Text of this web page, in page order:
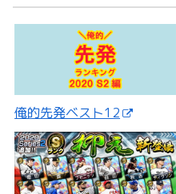
俺的先発ベスト12